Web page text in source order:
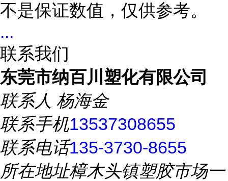
不是保证数值，仅供参考。
...
联系我们
东莞市纳百川塑化有限公司
联系人 杨海金
联系手机13537308655
联系电话135-3730-8655
所在地址樟木头镇塑胶市场一